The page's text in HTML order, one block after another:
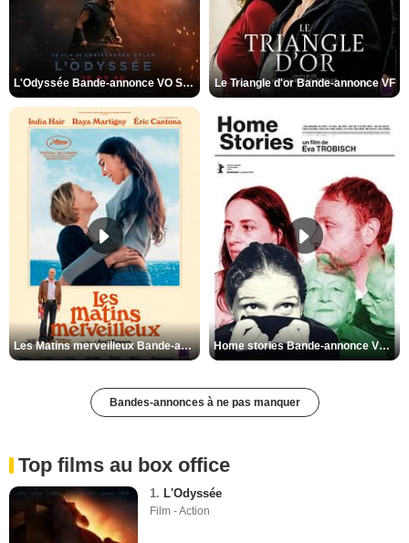
L'Odyssée Bande-annonce VO STFR Le Triangle d'or Bande-annonce VF
Les Matins merveilleux Bande-annonce VF Home stories Bande-annonce VO STFR
Bandes-annonces à ne pas manquer
Top films au box office
1. L'Odyssée
Film - Action